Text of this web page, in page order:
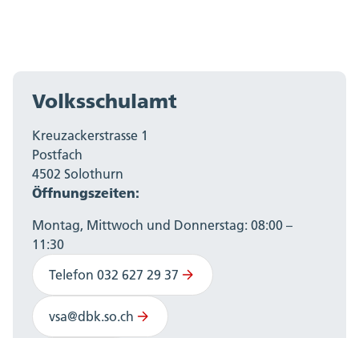
Volksschulamt
Kreuzackerstrasse 1
Postfach
4502 Solothurn
Öffnungszeiten:
Montag, Mittwoch und Donnerstag: 08:00 –
11:30
Telefon 032 627 29 37
vsa@dbk.so.ch